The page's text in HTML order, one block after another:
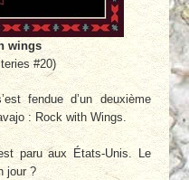
wings
#20)
fendue d’un deuxième
: Rock with Wings.
paru aux États-Unis. Le
jour ?